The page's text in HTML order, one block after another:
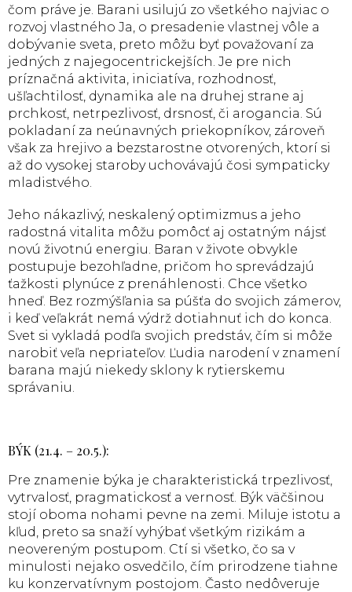
čom práve je. Barani usilujú zo všetkého najviac o
rozvoj vlastného Ja, o presadenie vlastnej vôle a
dobývanie sveta, preto môžu byť považovaní za
jedných z najegocentrickejších. Je pre nich
príznačná aktivita, iniciatíva, rozhodnosť,
ušľachtilosť, dynamika ale na druhej strane aj
prchkosť, netrpezlivosť, drsnosť, či arogancia. Sú
pokladaní za neúnavných priekopníkov, zároveň
však za hrejivo a bezstarostne otvorených, ktorí si
až do vysokej staroby uchovávajú čosi sympaticky
mladistvého.
Jeho nákazlivý, neskalený optimizmus a jeho
radostná vitalita môžu pomôcť aj ostatným nájsť
novú životnú energiu. Baran v živote obvykle
postupuje bezohľadne, pričom ho sprevádzajú
ťažkosti plynúce z prenáhlenosti. Chce všetko
hneď. Bez rozmýšľania sa púšťa do svojich zámerov,
i keď veľakrát nemá výdrž dotiahnuť ich do konca.
Svet si vykladá podľa svojich predstáv, čím si môže
narobiť veľa nepriateľov. Ľudia narodení v znamení
barana majú niekedy sklony k rytierskemu
správaniu.
BÝK (21.4. – 20.5.):
Pre znamenie býka je charakteristická trpezlivosť,
vytrvalosť, pragmatickosť a vernosť. Býk väčšinou
stojí oboma nohami pevne na zemi. Miluje istotu a
kľud, preto sa snaží vyhýbať všetkým rizikám a
neovereným postupom. Ctí si všetko, čo sa v
minulosti nejako osvedčilo, čím prirodzene tiahne
ku konzervatívnym postojom. Často nedôveruje